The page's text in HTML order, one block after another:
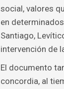
social, valores
en
Santiago,
intervención de
El documento
concordia, al